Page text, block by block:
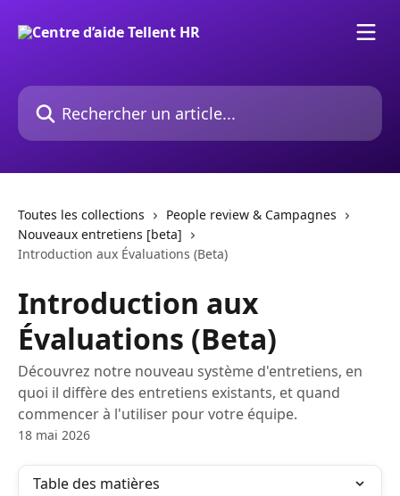
Rechercher un article...
Toutes les collections
People review & Campagnes
Nouveaux entretiens [beta]
Introduction aux Évaluations (Beta)
Introduction aux
Évaluations (Beta)
Découvrez notre nouveau système d'entretiens, en
quoi il diffère des entretiens existants, et quand
commencer à l'utiliser pour votre équipe.
18 mai 2026
Table des matières